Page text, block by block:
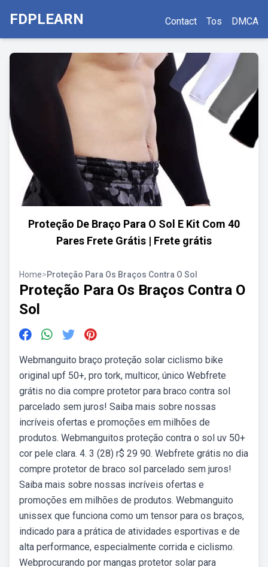
FDPLEARN Contact Tos DMCA
Proteção De Braço Para O Sol E Kit Com 40
Pares Frete Grátis | Frete grátis
Home>Proteção Para Os Braços Contra O Sol
Proteção Para Os Braços Contra O
Sol
Webmanguito braço proteção solar ciclismo bike
original upf 50+, pro tork, multicor, único Webfrete
grátis no dia compre protetor para braco contra sol
parcelado sem juros! Saiba mais sobre nossas
incríveis ofertas e promoções em milhões de
produtos. Webmanguitos proteção contra o sol uv 50+
cor pele clara. 4. 3 (28) r$ 29 90. Webfrete grátis no dia
compre protetor de braco sol parcelado sem juros!
Saiba mais sobre nossas incríveis ofertas e
promoções em milhões de produtos. Webmanguito
unissex que funciona como um tensor para os braços,
indicado para a prática de atividades esportivas e de
alta performance, especialmente corrida e ciclismo.
Webprocurando por mangas protetor solar para